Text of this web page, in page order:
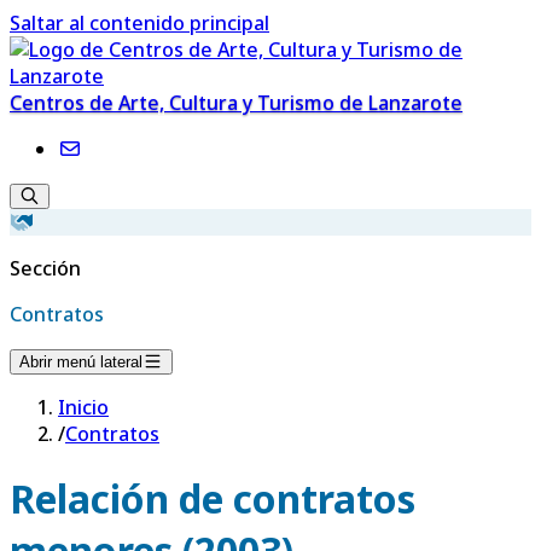
Saltar al contenido principal
Centros de Arte, Cultura y Turismo de Lanzarote
Sección
Contratos
Abrir menú lateral
Inicio
/Contratos
Relación de contratos